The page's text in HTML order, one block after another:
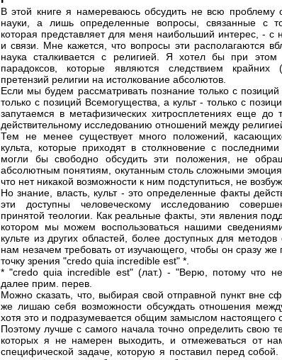
В этой книге я намереваюсь обсудить не всю проблему
науки, а лишь определенные вопросы, связанные с
которая представляет для меня наибольший интерес, - с
и связи. Мне кажется, что вопросы эти располагаются
наука сталкивается с религией. Я хотел бы при этом
парадоксов, которые являются следствием
претензий религии на истолкование абсолютов.
Если мы будем рассматривать познание только с
только с позиций Всемогущества, а культ - только с
запутаемся в метафизических хитросплетениях еще до
действительному исследованию отношений между
Тем не менее существует много положений,
культа, которые приходят в столкновение с
могли бы свободно обсудить эти положения, не
абсолютным понятиям, окутанным столь сложными
что нет никакой возможности к ним подступиться, не
Но знание, власть, культ - это определенные факты
эти доступны человеческому исследованию
принятой теологии. Как реальные факты, эти явления
котором мы можем воспользоваться нашими
культе из других областей, более доступных для методов
нам незачем требовать от изучающего, чтобы он сразу же
точку зрения "crеdo quia incredible est" *.
* "cгеdo quia incredible est" (лат.) - "Верю, потому что
далее прим. перев.
Можно сказать, что, выбирая свой отправной пункт вне
же лишаю себя возможности обсуждать отношения
хотя это и подразумевается общим замыслом настоящего
Поэтому лучше с самого начала точно определить свою
которых я не намерен выходить, и отмежеваться от
специфической задаче, которую я поставил перед